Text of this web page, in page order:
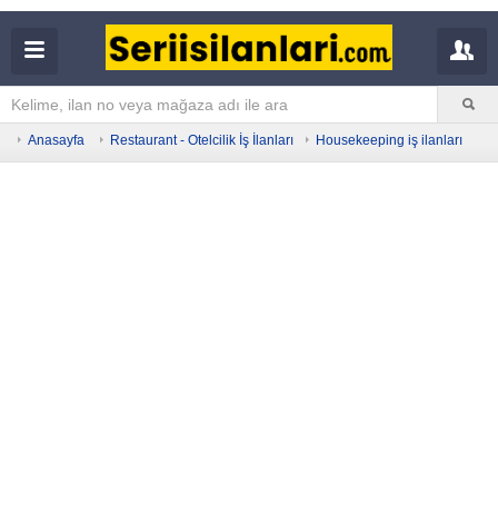
Anasayfa Restaurant - Otelcilik İş İlanları Housekeeping iş ilanları